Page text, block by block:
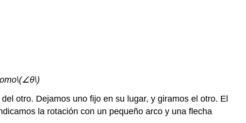
\(∠θ\)
otro. Dejamos uno fijo en su lugar, y giramos el otro. El
la rotación con un pequeño arco y una flecha